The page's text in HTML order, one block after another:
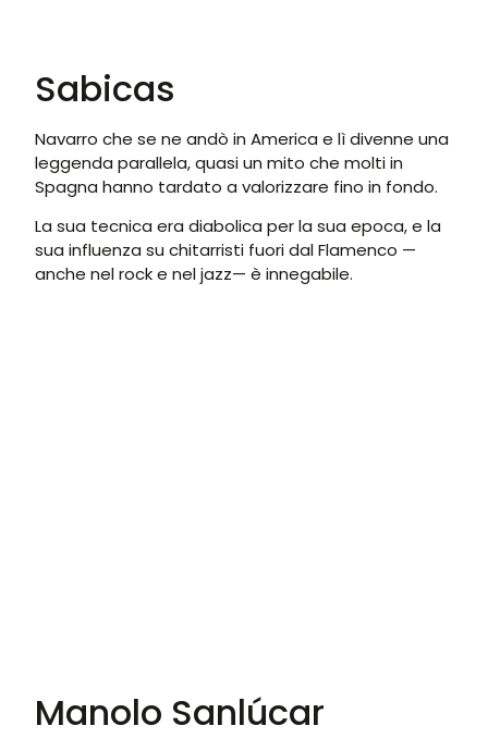
Sabicas
Navarro che se ne andò in America e lì divenne una
leggenda parallela, quasi un mito che molti in
Spagna hanno tardato a valorizzare fino in fondo.
La sua tecnica era diabolica per la sua epoca, e la
sua influenza su chitarristi fuori dal Flamenco —
anche nel rock e nel jazz— è innegabile.
Manolo Sanlúcar